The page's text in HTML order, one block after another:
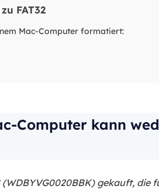
FAT32
Mac-Computer formatiert:
Computer kann
gekauft, die